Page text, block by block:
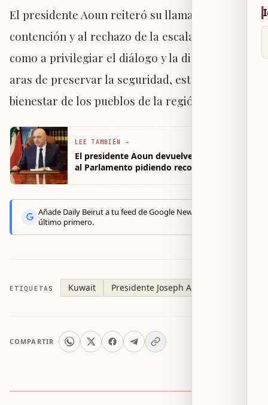
El presidente Aoun reiteró su llamado a la
contención y al rechazo de la escalada, así
como a privilegiar el diálogo y la diplomacia, en
aras de preservar la seguridad, estabilidad y
bienestar de los pueblos de la región.
LEE TAMBIÉN →
El presidente Aoun devuelve cuatro leyes
al Parlamento pidiendo reconsiderarlas
Añade Daily Beirut a tu feed de Google News y recibe lo
último primero.
ETIQUETAS Kuwait Presidente Joseph Aoun
COMPARTIR